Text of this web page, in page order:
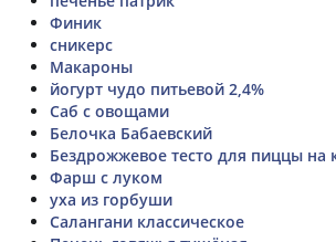
Финик
сникерс
Макароны
йогурт чудо питьевой 2,4%
Саб с овощами
Белочка Бабаевский
Бездрожжевое тесто для пиццы на
Фарш с луком
уха из горбуши
Салангани классическое